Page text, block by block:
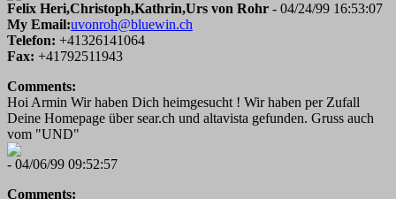
Felix Heri,Christoph,Kathrin,Urs von Rohr - 04/24/99 16:53:07
My Email:uvonroh@bluewin.ch
Telefon: +41326141064
Fax: +41792511943
Comments:
Hoi Armin Wir haben Dich heimgesucht ! Wir haben per Zufall
Deine Homepage über sear.ch und altavista gefunden. Gruss auch
vom "UND"
- 04/06/99 09:52:57
Comments: